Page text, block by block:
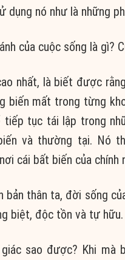
dụng nó như là những
của cuộc sống là gì?
nhất, là biết được
biến mất trong từng
tục tái lập trong
và thường tại. Nó
cái bất biến của chính
bản thân ta, đời sống
biệt, độc tồn và tự
giác sao được? Khi mà